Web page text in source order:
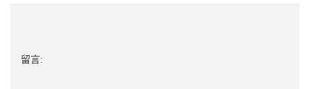
留言: